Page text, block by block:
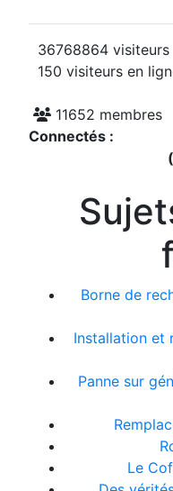
36768864 visiteurs
150 visiteurs en
11652 membres
Connectés :
Borne de
Installation et
Panne sur
Le